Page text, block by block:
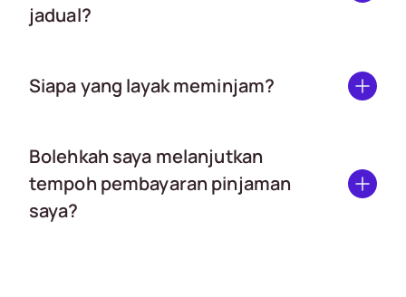
jadual?
Siapa yang layak meminjam?
Bolehkah saya melanjutkan
tempoh pembayaran pinjaman
saya?